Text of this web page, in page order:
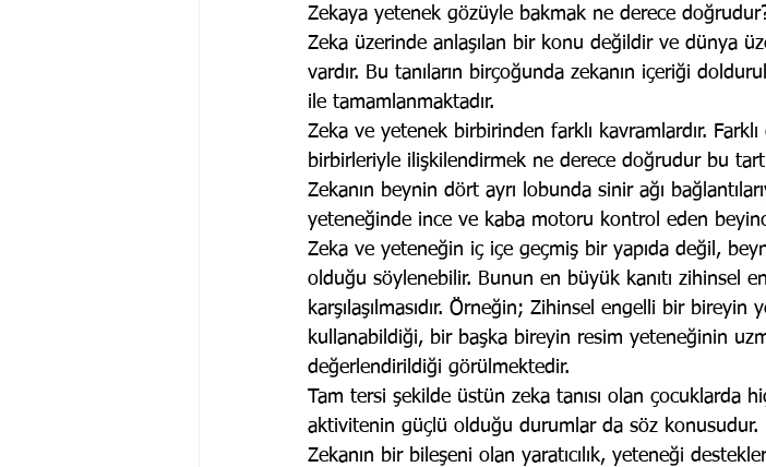
Zekaya yetenek gözüyle bakmak ne derece
Zeka üzerinde anlaşılan bir konu değildir ve dünya
vardır. Bu tanıların birçoğunda zekanın içeriği
ile tamamlanmaktadır.
Zeka ve yetenek birbirinden farklı kavramlardır.
birbirleriyle ilişkilendirmek ne derece doğrudur bu
Zekanın beynin dört ayrı lobunda sinir ağı
yeteneğinde ince ve kaba motoru kontrol eden
Zeka ve yeteneğin iç içe geçmiş bir yapıda değil,
olduğu söylenebilir. Bunun en büyük kanıtı zihinsel
karşılaşılmasıdır. Örneğin; Zihinsel engelli bir
kullanabildiği, bir başka bireyin resim yeteneğinin
değerlendirildiği görülmektedir.
Tam tersi şekilde üstün zeka tanısı olan çocuklarda
aktivitenin güçlü olduğu durumlar da söz konusudur.
Zekanın bir bileşeni olan yaratıcılık, yeteneği